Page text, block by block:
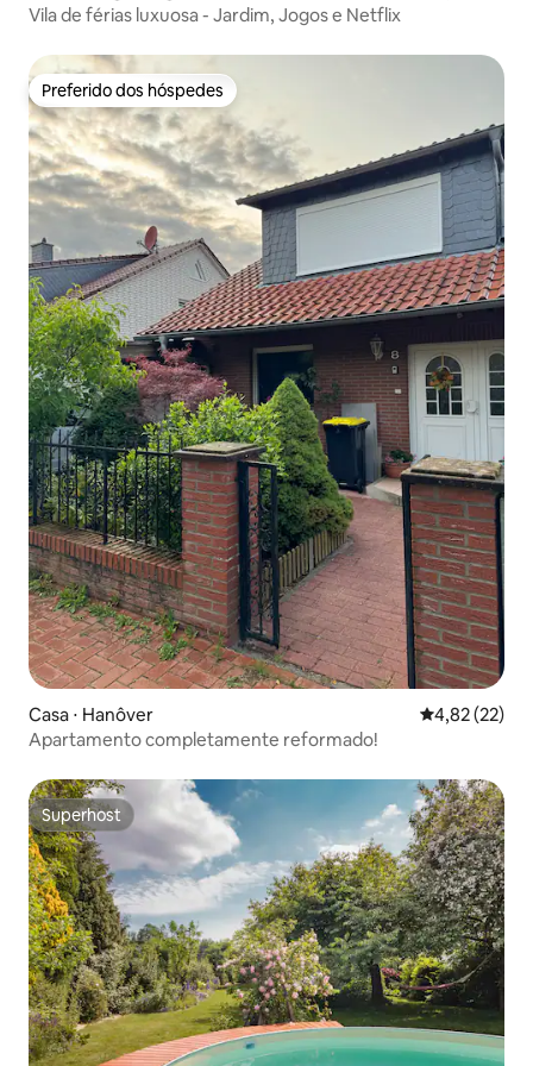
Vila de férias luxuosa - Jardim, Jogos e Netflix
Preferido dos hóspedes
Preferido dos hóspedes
Casa ⋅ Hanôver 4,82 de uma
4,82 (22)
Apartamento completamente reformado!
Superhost
Superhost